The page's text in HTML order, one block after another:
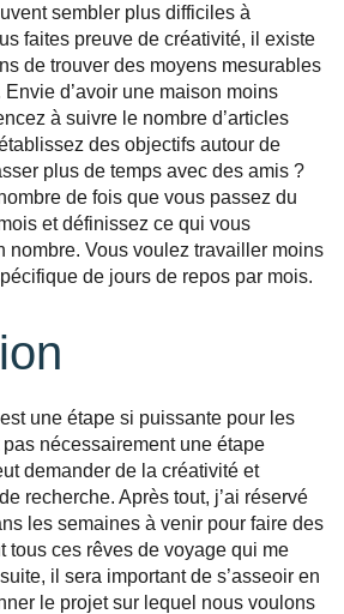
sembler plus difficiles à
faites preuve de créativité, il existe
de trouver des moyens mesurables
d’avoir une maison moins
à suivre le nombre d’articles
des objectifs autour de
plus de temps avec des amis ?
de fois que vous passez du
et définissez ce qui vous
nombre. Vous voulez travailler moins
de jours de repos par mois.
une étape si puissante pour les
pas nécessairement une étape
demander de la créativité et
recherche. Après tout, j’ai réservé
les semaines à venir pour faire des
tous ces rêves de voyage qui me
il sera important de s’asseoir en
le projet sur lequel nous voulons